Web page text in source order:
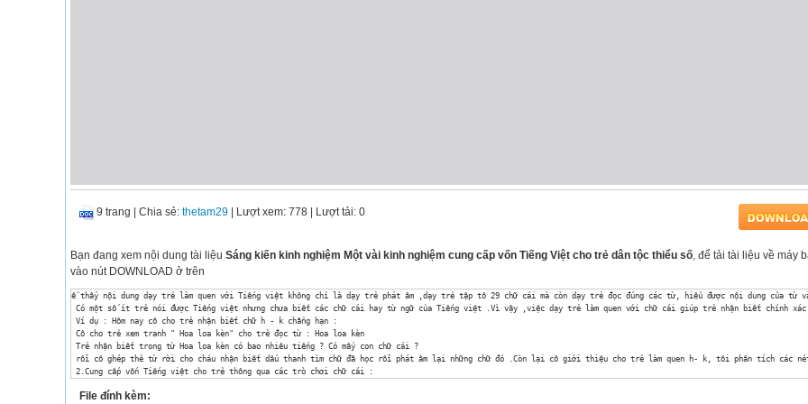
9 trang Chia sẻ: thetam29 | Lượt xem: 778 | Lượt tải: 0
Bạn đang xem nội dung tài liệu Sáng kiến kinh nghiệm Một vài kinh nghiệm cung cấp vốn Tiếng Việt cho trẻ dân tộc thiểu số, để tải tài liệu về máy
vào nút DOWNLOAD ở trên
ể thấy nội dung dạy trẻ làm quen với Tiếng việt không chỉ là dạy trẻ phát âm ,dạy trẻ tập tô 29 chữ cái mà còn dạy trẻ đọc đúng các từ, hiểu được nội dung của
Có một số ít trẻ nói được Tiếng việt nhưng chưa biết các chữ cái hay từ ngữ của Tiếng việt .Vì vậy ,việc dạy trẻ làm quen với chữ cái giúp trẻ nhận biết chính
Ví dụ : Hôm nay cô cho trẻ nhận biết chữ h - k chẳng hạn :
Cô cho trẻ xem tranh " Hoa loa kèn" cho trẻ đọc từ : Hoa loa kèn
Trẻ nhận biết trong từ Hoa loa kèn có bao nhiêu tiếng ? Có mấy con chữ cái ?
rồi cô ghép thẻ từ rời cho cháu nhận biết dấu thanh tìm chữ đã học rồi phát âm lại những chữ đó .Còn lại cô giới thiệu cho trẻ làm quen h- k, tôi phân tích các
2.Cung cấp vốn Tiếng việt cho trẻ thông qua các trò chơi chữ cái :
Điều đáng chú ý là trẻ Mẫu giáo Làng yều rất ham thích được học qua hình ảnh trực quan, tổ chức hoạt động học thông qua các trò chơi .Mỗi khi được nhìn thấy
File đính kèm: